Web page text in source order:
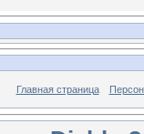
Главная страница